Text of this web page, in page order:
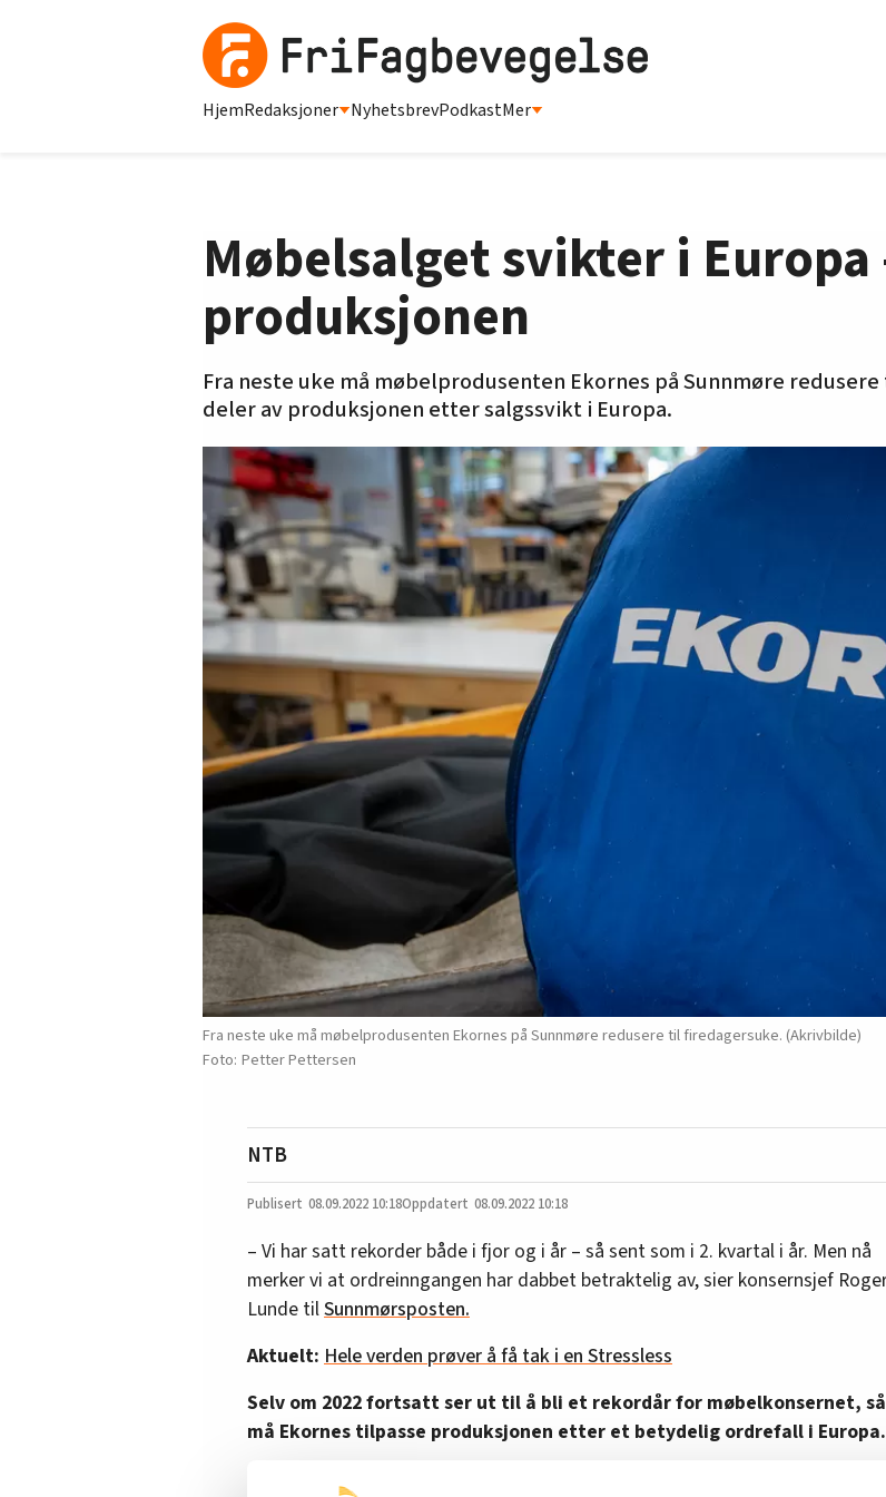
HjemRedaksjoner NyhetsbrevPodkastMer
Møbelsalget svikter i
produksjonen
Fra neste uke må møbelprodusenten Ekornes på Sunnmøre
deler av produksjonen etter salgssvikt i Europa.
Fra neste uke må møbelprodusenten Ekornes på Sunnmøre redusere til firedagersuke. (Akrivbilde)
Petter Pettersen
NTB
08.09.2022 10:18 08.09.2022 10:18
– Vi har satt rekorder både i fjor og i år – så sent som i 2. kvartal i år. Men nå
merker vi at ordreinngangen har dabbet betraktelig av, sier konsernsjef
Lunde tilSunnmørsposten.
Aktuelt: Hele verden prøver å få tak i en Stressless
Selv om 2022 fortsatt ser ut til å bli et rekordår for møbelkonsernet, så
må Ekornes tilpasse produksjonen etter et betydelig ordrefall i Europa.